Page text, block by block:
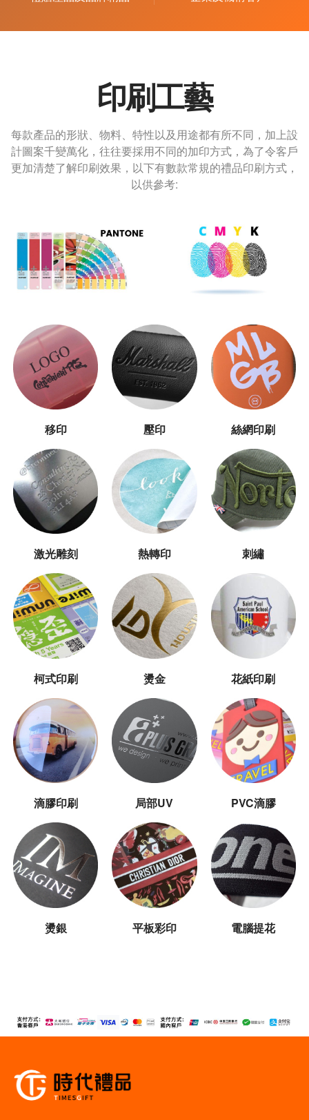
印刷工藝
每款產品的形狀、物料、特性以及用途都有所不同，加上設
計圖案千變萬化，往往要採用不同的加印方式，為了令客戶
更加清楚了解印刷效果，以下有數款常規的禮品印刷方式，
以供參考:
移印 壓印 絲網印刷
激光雕刻 熱轉印 刺繡
柯式印刷 燙金 花紙印刷
滴膠印刷 局部UV PVC滴膠
燙銀 平板彩印 電腦提花